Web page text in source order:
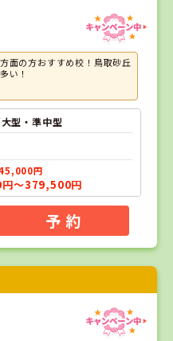
面の方おすすめ校！鳥取砂丘
い！
型・準中型
円
～379,500円
予 約